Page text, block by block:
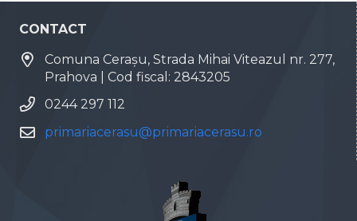
CONTACT
Comuna Cerașu, Strada Mihai Viteazul nr. 277,
Prahova | Cod fiscal: 2843205
0244 297 112
primariacerasu@primariacerasu.ro